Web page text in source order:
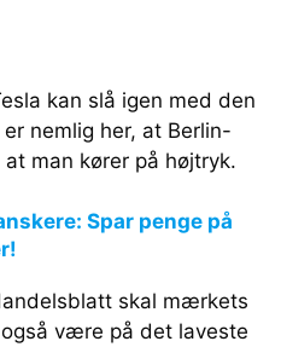
kan slå igen med den
nemlig her, at Berlin-
man kører på højtryk.
Spar penge på
skal mærkets
være på det laveste